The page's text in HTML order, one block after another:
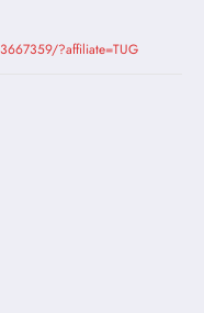
?affiliate=TUG